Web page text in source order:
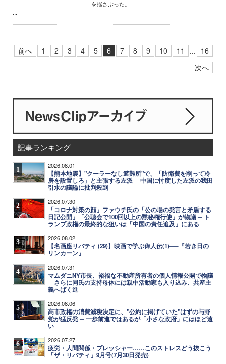
を揺さぶった。
...
前へ 1 2 3 4 5 6 7 8 9 10 11 ... 16
次へ
記事ランキング
1 2026.08.01
【熊本地震】"クーラーなし避難所"で、「防衛費を削って冷
房を設置しろ」と主張する左派 ─ 中国に忖度した左派の我田
引水の議論に批判殺到
2 2026.07.30
「コロナ対策の顔」ファウチ氏の「公の場の発言と矛盾する
日記公開」「公聴会で100回以上の黙秘権行使」が物議 ─ ト
ランプ政権の最終的な狙いは「中国の責任追及」にある
3 2026.08.02
【名画座リバティ (29)】映画で学ぶ偉人伝(1)──『若き日の
リンカーン』
4 2026.07.31
マムダニNY市長、裕福な不動産所有者の個人情報公開で物議
─ さらに同氏の支持母体には親中活動家も入り込み、共産主
義へばく進
5 2026.08.06
高市政権の消費減税決定に、"公約に掲げていた"はずの与野
党が猛反発 ─ 一歩前進ではあるが「小さな政府」にはほど遠
い
6 2026.07.27
疲労・人間関係・プレッシャー……このストレスどう抜こう
「ザ・リバティ」9月号(7月30日発売)